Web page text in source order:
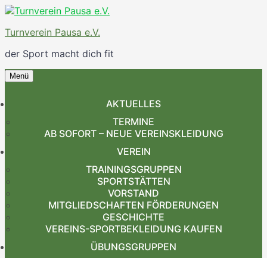
Zum
springen
Turnverein Pausa e.V.
der Sport macht dich fit
Menü
AKTUELLES
TERMINE
AB SOFORT – NEUE VEREINSKLEIDUNG
VEREIN
TRAININGSGRUPPEN
SPORTSTÄTTEN
VORSTAND
MITGLIEDSCHAFTEN FÖRDERUNGEN
GESCHICHTE
VEREINS-SPORTBEKLEIDUNG KAUFEN
ÜBUNGSGRUPPEN